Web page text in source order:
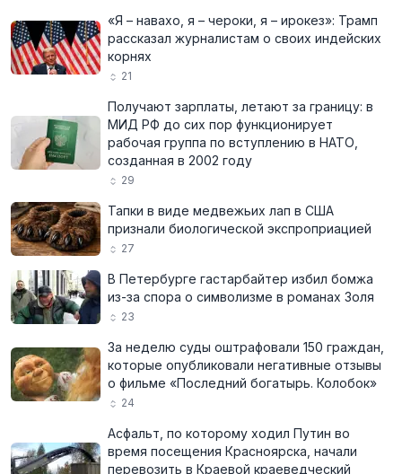
«Я – навахо, я – чероки, я – ирокез»: Трамп
рассказал журналистам о своих индейских
корнях
21
Получают зарплаты, летают за границу: в
МИД РФ до сих пор функционирует
рабочая группа по вступлению в НАТО,
созданная в 2002 году
29
Тапки в виде медвежьих лап в США
признали биологической экспроприацией
27
В Петербурге гастарбайтер избил бомжа
из-за спора о символизме в романах Золя
23
За неделю суды оштрафовали 150 граждан,
которые опубликовали негативные отзывы
о фильме «Последний богатырь. Колобок»
24
Асфальт, по которому ходил Путин во
время посещения Красноярска, начали
перевозить в Краевой краеведческий